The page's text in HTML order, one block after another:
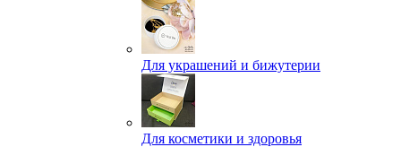
Для украшений и бижутерии
Для косметики и здоровья